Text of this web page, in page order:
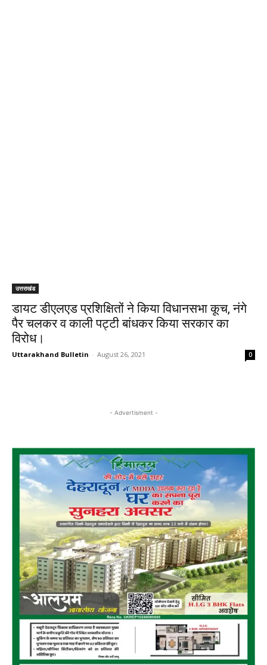
उत्तराखंड
डायट डीएलएड प्रशिक्षितों ने किया विधानसभा कूच, नंगे
पैर चलकर व काली पट्टी बांधकर किया सरकार का
विरोध।
Uttarakhand Bulletin - August 26, 2021 0
- Advertisment -